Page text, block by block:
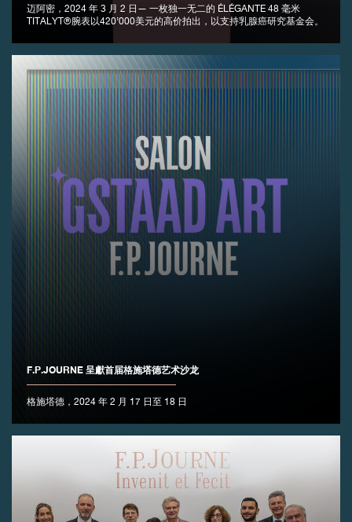
迈阿密，2024 年 3 月 2 日— 一枚独一无二的 ÉLÉGANTE 48 毫米
TITALYT®腕表以420’000美元的高价拍出，以支持乳腺癌研究基金会。
F.P.JOURNE 呈獻首届格施塔德艺术沙龙
格施塔德，2024 年 2 月 17 日至 18 日
伪冒品
伪冒品